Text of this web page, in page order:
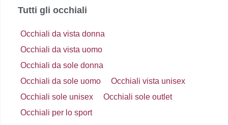
Tutti gli occhiali
Occhiali da vista donna
Occhiali da vista uomo
Occhiali da sole donna
Occhiali da sole uomo
Occhiali vista unisex
Occhiali sole unisex
Occhiali sole outlet
Occhiali per lo sport